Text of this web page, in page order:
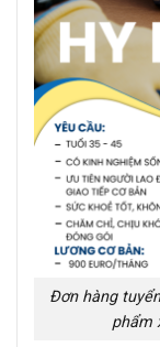
Đơn hàng
phẩm